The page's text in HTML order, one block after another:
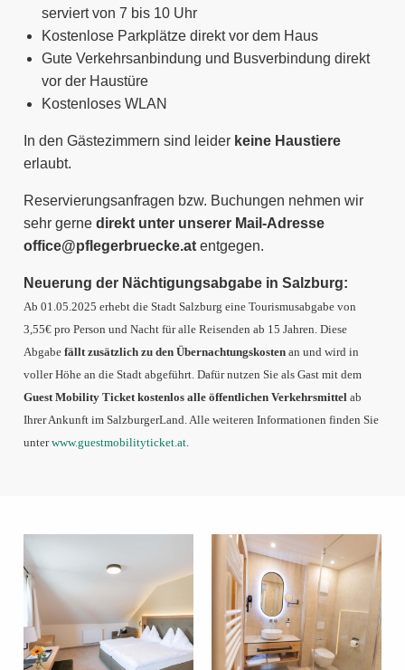
serviert von 7 bis 10 Uhr
Kostenlose Parkplätze direkt vor dem Haus
Gute Verkehrsanbindung und Busverbindung direkt
vor der Haustüre
Kostenloses WLAN
In den Gästezimmern sind leider keine Haustiere
erlaubt.
Reservierungsanfragen bzw. Buchungen nehmen wir
sehr gerne direkt unter unserer Mail-Adresse
office@pflegerbruecke.at entgegen.
Neuerung der Nächtigungsabgabe in Salzburg:
Ab 01.05.2025 erhebt die Stadt Salzburg eine Tourismusabgabe von
3,55€ pro Person und Nacht für alle Reisenden ab 15 Jahren. Diese
Abgabe fällt zusätzlich zu den Übernachtungskosten an und wird in
voller Höhe an die Stadt abgeführt. Dafür nutzen Sie als Gast mit dem
Guest Mobility Ticket kostenlos alle öffentlichen Verkehrsmittel ab
Ihrer Ankunft im SalzburgerLand. Alle weiteren Informationen finden Sie
unterwww.guestmobilityticket.at.